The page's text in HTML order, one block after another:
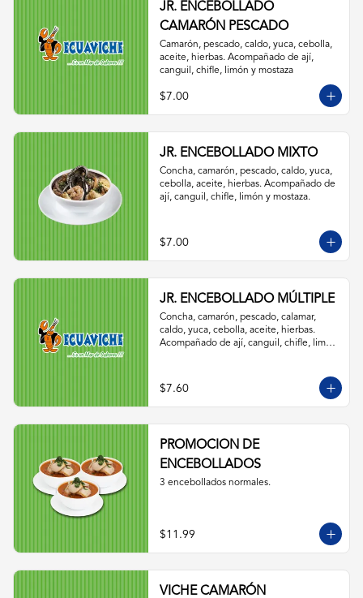
JR. ENCEBOLLADO
CAMARÓN PESCADO
Camarón, pescado, caldo, yuca, cebolla,
aceite, hierbas. Acompañado de ají,
canguil, chifle, limón y mostaza
$7.00
JR. ENCEBOLLADO MIXTO
Concha, camarón, pescado, caldo, yuca,
cebolla, aceite, hierbas. Acompañado de
ají, canguil, chifle, limón y mostaza.
$7.00
JR. ENCEBOLLADO MÚLTIPLE
Concha, camarón, pescado, calamar,
caldo, yuca, cebolla, aceite, hierbas.
Acompañado de ají, canguil, chifle, limón
$7.60
PROMOCION DE
ENCEBOLLADOS
3 encebollados normales.
$11.99
VICHE CAMARÓN